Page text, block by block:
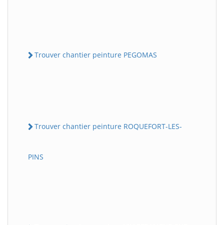
Trouver chantier peinture PEGOMAS
Trouver chantier peinture ROQUEFORT-LES-
PINS